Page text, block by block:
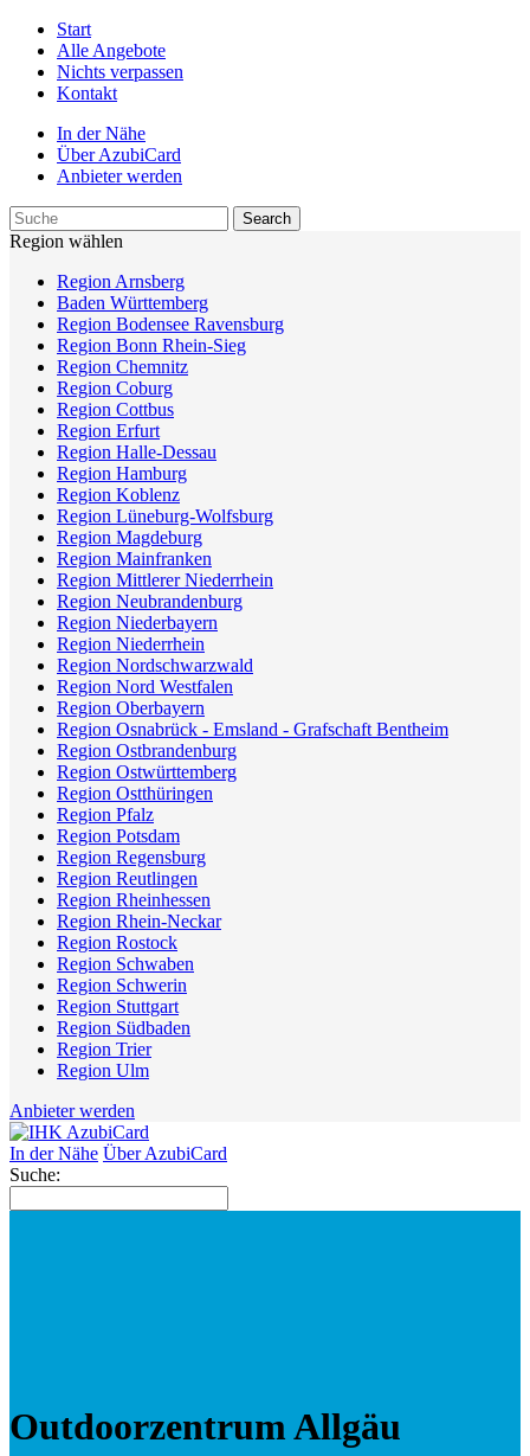
Start
Alle Angebote
Nichts verpassen
Kontakt
In der Nähe
Über AzubiCard
Anbieter werden
Region wählen
Region Arnsberg
Baden Württemberg
Region Bodensee Ravensburg
Region Bonn Rhein-Sieg
Region Chemnitz
Region Coburg
Region Cottbus
Region Erfurt
Region Halle-Dessau
Region Hamburg
Region Koblenz
Region Lüneburg-Wolfsburg
Region Magdeburg
Region Mainfranken
Region Mittlerer Niederrhein
Region Neubrandenburg
Region Niederbayern
Region Niederrhein
Region Nordschwarzwald
Region Nord Westfalen
Region Oberbayern
Region Osnabrück - Emsland - Grafschaft Bentheim
Region Ostbrandenburg
Region Ostwürttemberg
Region Ostthüringen
Region Pfalz
Region Potsdam
Region Regensburg
Region Reutlingen
Region Rheinhessen
Region Rhein-Neckar
Region Rostock
Region Schwaben
Region Schwerin
Region Stuttgart
Region Südbaden
Region Trier
Region Ulm
Anbieter werden
In der Nähe Über AzubiCard
Suche:
Outdoorzentrum Allgäu